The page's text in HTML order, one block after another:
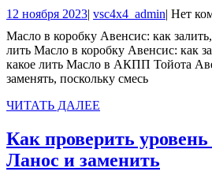
12 ноября 202312
2023
| vsc4x4_admin| Нет
Масло в коробку Авенсис: как залить, сколько нужно, какое
лить Масло в коробку Авенсис: как
какое лить Масло в АКПП Тойота
заменять, поскольку смесь
ЧИТАТЬ ДАЛЕЕ
Как проверить
Ланос и заменить